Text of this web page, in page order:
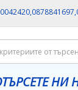
НИ